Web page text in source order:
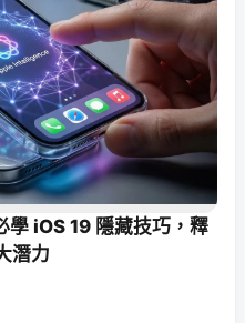
iOS 19 隱藏技巧，釋
潛力